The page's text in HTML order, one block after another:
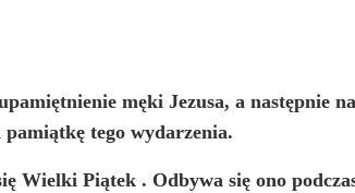
męki Jezusa, a następnie
tego wydarzenia.
Wielki Piątek . Odbywa się ono